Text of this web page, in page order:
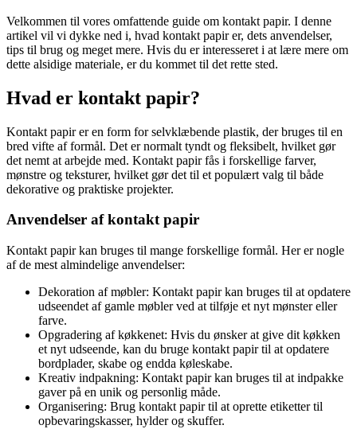
Velkommen til vores omfattende guide om kontakt papir. I denne
artikel vil vi dykke ned i, hvad kontakt papir er, dets anvendelser,
tips til brug og meget mere. Hvis du er interesseret i at lære mere om
dette alsidige materiale, er du kommet til det rette sted.
Hvad er kontakt papir?
Kontakt papir er en form for selvklæbende plastik, der bruges til en
bred vifte af formål. Det er normalt tyndt og fleksibelt, hvilket gør
det nemt at arbejde med. Kontakt papir fås i forskellige farver,
mønstre og teksturer, hvilket gør det til et populært valg til både
dekorative og praktiske projekter.
Anvendelser af kontakt papir
Kontakt papir kan bruges til mange forskellige formål. Her er nogle
af de mest almindelige anvendelser:
Dekoration af møbler: Kontakt papir kan bruges til at opdatere
udseendet af gamle møbler ved at tilføje et nyt mønster eller
farve.
Opgradering af køkkenet: Hvis du ønsker at give dit køkken
et nyt udseende, kan du bruge kontakt papir til at opdatere
bordplader, skabe og endda køleskabe.
Kreativ indpakning: Kontakt papir kan bruges til at indpakke
gaver på en unik og personlig måde.
Organisering: Brug kontakt papir til at oprette etiketter til
opbevaringskasser, hylder og skuffer.